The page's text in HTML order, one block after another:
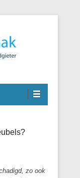
zo ook